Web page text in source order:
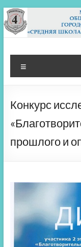
Перейти
к
содержимому
МБОУ
Архангельск
Конкурс
прошлого и